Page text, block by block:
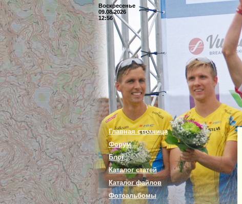
Воскресенье
09.08.2026
12:56
Главная страница
Форум
Блог
Каталог статей
Каталог файлов
Фотоальбомы